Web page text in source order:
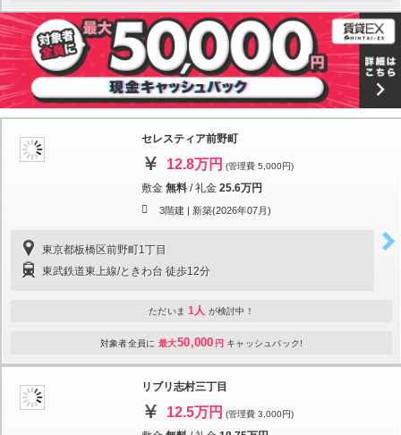
セレスティア前野町
12.8万円 (管理費 5,000円)
敷金 無料 /礼金 25.6万円
3階建 | 新築(2026年07月)
東京都板橋区前野町1丁目
東武鉄道東上線/ときわ台 徒歩12分
ただいま 1人 が検討中！
対象者全員に 最大50,000 円 キャッシュバック!
リブリ志村三丁目
12.5万円 (管理費 3,000円)